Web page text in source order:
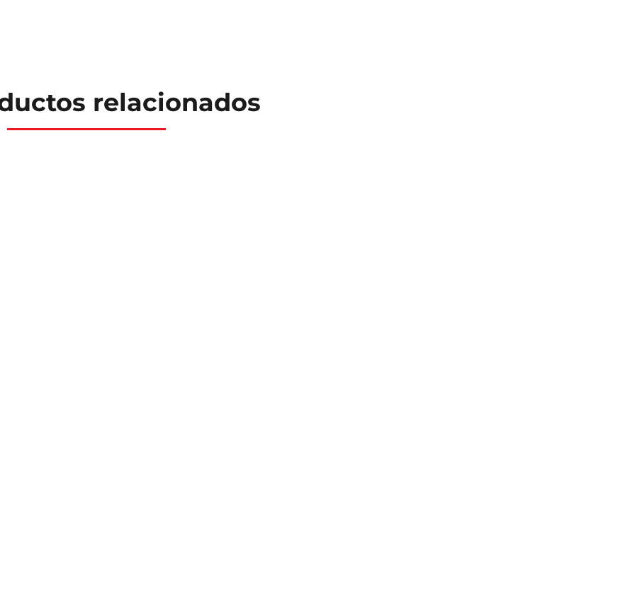
relacionados